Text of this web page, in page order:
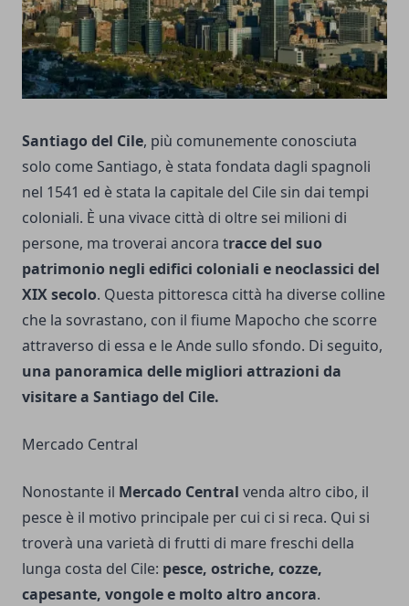
Santiago del Cile, più comunemente conosciuta
solo come Santiago, è stata fondata dagli spagnoli
nel 1541 ed è stata la capitale del Cile sin dai tempi
coloniali. È una vivace città di oltre sei milioni di
persone, ma troverai ancora tracce del suo
patrimonio negli edifici coloniali e neoclassici del
XIX secolo. Questa pittoresca città ha diverse colline
che la sovrastano, con il fiume Mapocho che scorre
attraverso di essa e le Ande sullo sfondo. Di seguito,
una panoramica delle migliori attrazioni da
visitare a Santiago del Cile.
Mercado Central
Nonostante il Mercado Central venda altro cibo, il
pesce è il motivo principale per cui ci si reca. Qui si
troverà una varietà di frutti di mare freschi della
lunga costa del Cile: pesce, ostriche, cozze,
capesante, vongole e molto altro ancora.